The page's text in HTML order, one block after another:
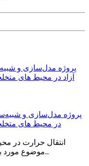
پروژه مدل‌سازی و
در محیط های
انتقال حرارت در
موضوع مورد بررسی در بسیاری از کشورهای جهان تل..